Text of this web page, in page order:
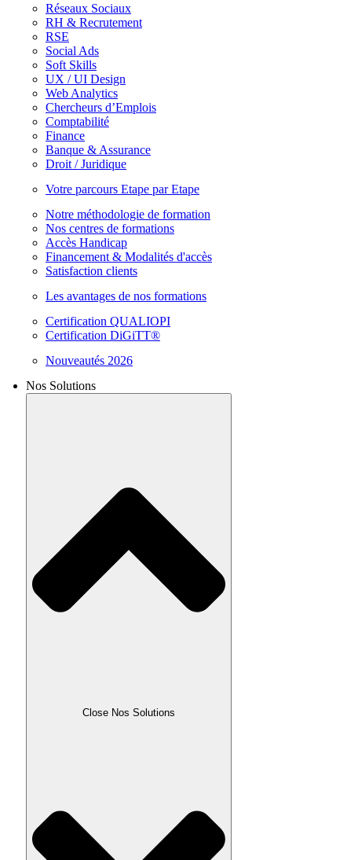
Réseaux Sociaux
RH & Recrutement
RSE
Social Ads
Soft Skills
UX / UI Design
Web Analytics
Chercheurs d’Emplois
Comptabilité
Finance
Banque & Assurance
Droit / Juridique
Votre parcours Etape par Etape
Notre méthodologie de formation
Nos centres de formations
Accès Handicap
Financement & Modalités d'accès
Satisfaction clients
Les avantages de nos formations
Certification QUALIOPI
Certification DiGiTT®
Nouveautés 2026
Nos Solutions
Close Nos Solutions